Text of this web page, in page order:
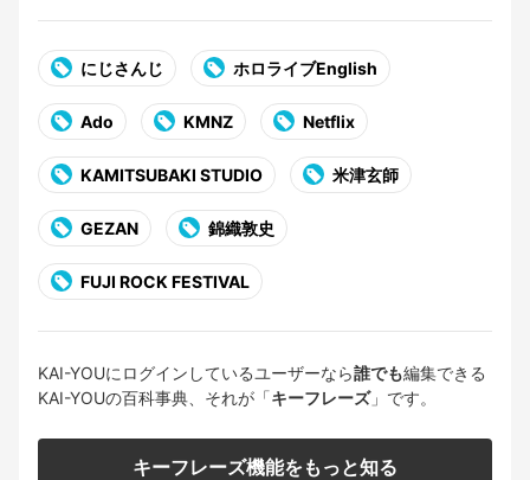
にじさんじ ホロライブEnglish
Ado KMNZ Netflix
KAMITSUBAKI STUDIO 米津玄師
GEZAN 錦織敦史
FUJI ROCK FESTIVAL
KAI-YOUにログインしているユーザーなら誰でも編集できる
KAI-YOUの百科事典、それが「キーフレーズ」です。
キーフレーズ機能をもっと知る